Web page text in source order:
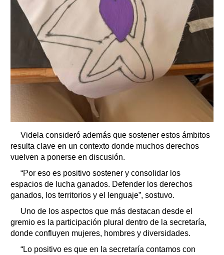
Videla consideró además que sostener estos ámbitos
resulta clave en un contexto donde muchos derechos
vuelven a ponerse en discusión.
“Por eso es positivo sostener y consolidar los
espacios de lucha ganados. Defender los derechos
ganados, los territorios y el lenguaje”, sostuvo.
Uno de los aspectos que más destacan desde el
gremio es la participación plural dentro de la secretaría,
donde confluyen mujeres, hombres y diversidades.
“Lo positivo es que en la secretaría contamos con